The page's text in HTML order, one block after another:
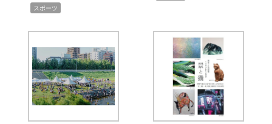
スポーツ